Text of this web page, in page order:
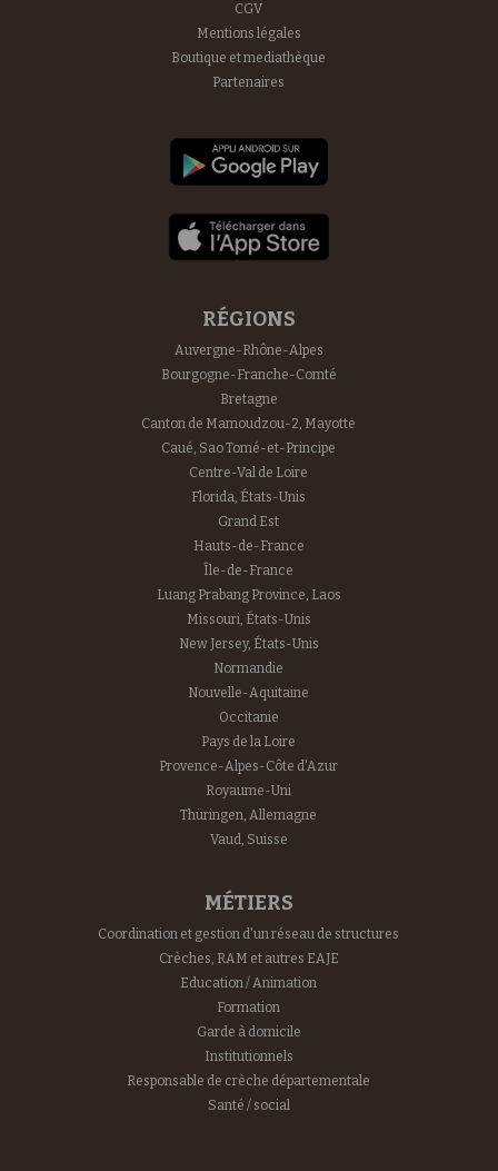
CGV
Mentions légales
Boutique et mediathèque
Partenaires
RÉGIONS
Auvergne-Rhône-Alpes
Bourgogne-Franche-Comté
Bretagne
Canton de Mamoudzou-2, Mayotte
Caué, Sao Tomé-et-Principe
Centre-Val de Loire
Florida, États-Unis
Grand Est
Hauts-de-France
Île-de-France
Luang Prabang Province, Laos
Missouri, États-Unis
New Jersey, États-Unis
Normandie
Nouvelle-Aquitaine
Occitanie
Pays de la Loire
Provence-Alpes-Côte d'Azur
Royaume-Uni
Thüringen, Allemagne
Vaud, Suisse
MÉTIERS
Coordination et gestion d'un réseau de structures
Crèches, RAM et autres EAJE
Education / Animation
Formation
Garde à domicile
Institutionnels
Responsable de crèche départementale
Santé / social